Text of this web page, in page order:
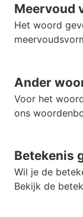
Meervoud
Het woord
Ander
Voor het
ons
Betekenis
Wil je de
Bekijk de